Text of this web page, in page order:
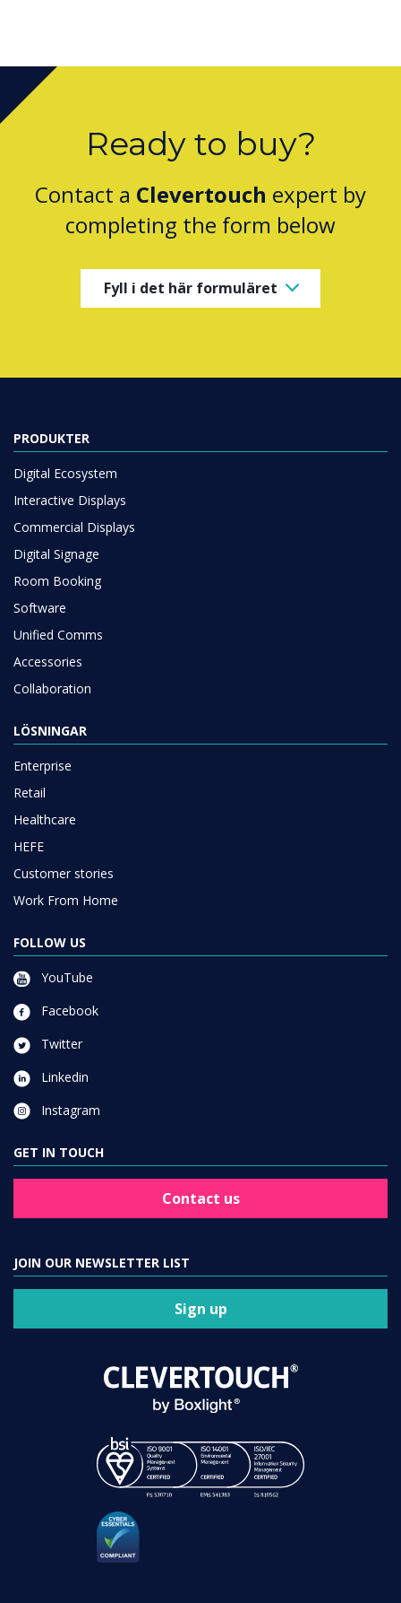
Ready to buy?
Contact a Clevertouch expert by
completing the form below
Fyll i det här formuläret
PRODUKTER
Digital Ecosystem
Interactive Displays
Commercial Displays
Digital Signage
Room Booking
Software
Unified Comms
Accessories
Collaboration
LÖSNINGAR
Enterprise
Retail
Healthcare
HEFE
Customer stories
Work From Home
FOLLOW US
YouTube
Facebook
Twitter
Linkedin
Instagram
GET IN TOUCH
Contact us
JOIN OUR NEWSLETTER LIST
Sign up